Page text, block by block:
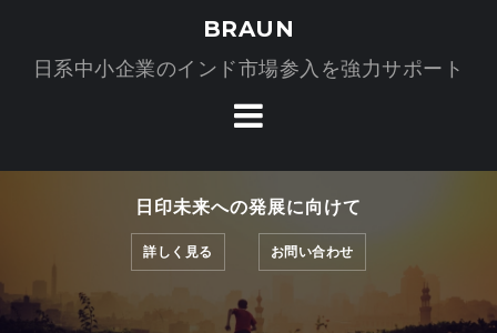
BRAUN
日系中小企業のインド市場参入を強力サポート
日印未来への発展に向けて
詳しく見る お問い合わせ